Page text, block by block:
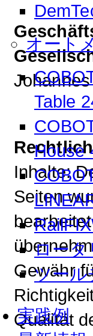
オート
Table
House
ロータ
ツール
実践例
Inhalte:
Seiten
Gewähr
Qualität